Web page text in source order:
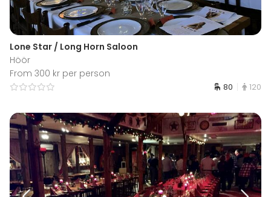
Lone Star / Long Horn Saloon
Höör
From 300 kr per person
80 120